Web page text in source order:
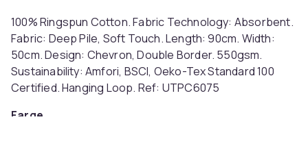
100% Ringspun Cotton. Fabric Technology: Absorbent.
Fabric: Deep Pile, Soft Touch. Length: 90cm. Width:
50cm. Design: Chevron, Double Border. 550gsm.
Sustainability: Amfori, BSCI, Oeko-Tex Standard 100
Certified. Hanging Loop. Ref: UTPC6075
Farge